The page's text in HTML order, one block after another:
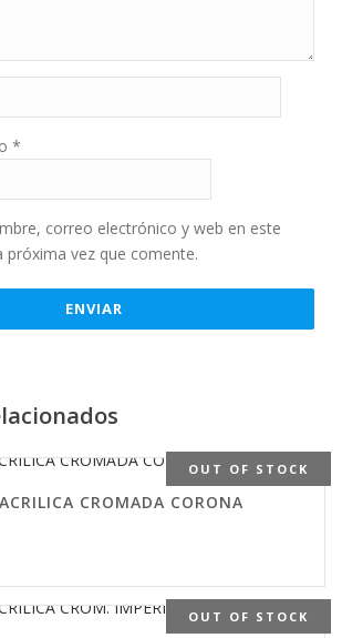
*
correo electrónico y web en este
próxima vez que comente.
OUT OF STOCK
CROMADA CORONA
OUT OF STOCK